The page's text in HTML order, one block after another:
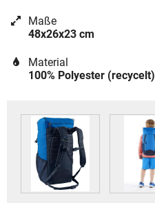
Maße
48x26x23 cm
Material
100% Polyester (recycelt)